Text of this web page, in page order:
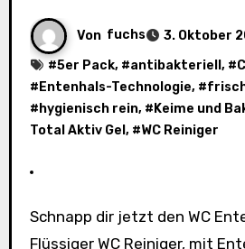
Von fuchs
3. Oktober
#5er Pack, #antibakteriell , #
# Entenhals-Technologie, #
# hygienisch rein, # Keime und
Total Aktiv Gel , #WC Reiniger
Schnapp dir jetzt den WC Ente Total Aktiv Gel
Flüssiger WC Reiniger, mit